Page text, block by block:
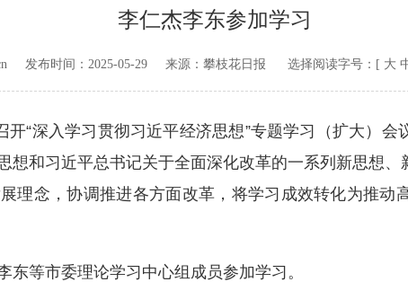
李仁杰李东参加学习
发布时间： 2025-05-29 来源： 攀枝花日报 选择阅读字号：[ 大
深入学习贯彻习近平经济思想”专题学习（扩大）会
想和习近平总书记关于全面深化改革的一系列新思想
理念，协调推进各方面改革，将学习成效转化为推动
等市委理论学习中心组成员参加学习。